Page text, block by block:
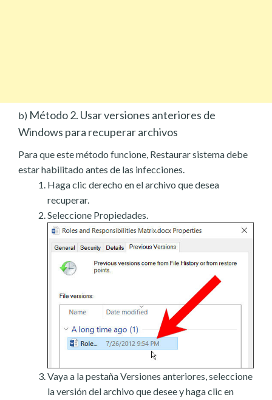
b) Método 2. Usar versiones anteriores de
Windows para recuperar archivos
Para que este método funcione, Restaurar sistema debe
estar habilitado antes de las infecciones.
Haga clic derecho en el archivo que desea
recuperar.
Seleccione Propiedades.
Vaya a la pestaña Versiones anteriores, seleccione
la versión del archivo que desee y haga clic en